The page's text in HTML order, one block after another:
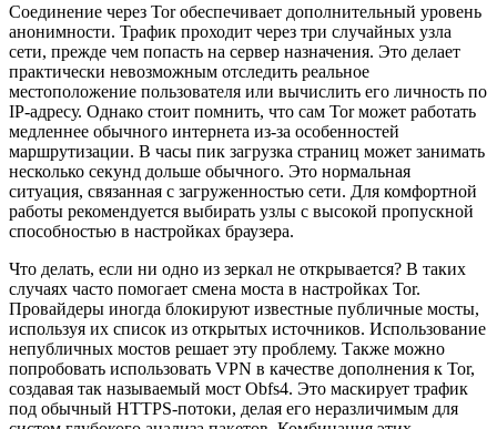
Соединение через Tor обеспечивает дополнительный уровень
анонимности. Трафик проходит через три случайных узла
сети, прежде чем попасть на сервер назначения. Это делает
практически невозможным отследить реальное
местоположение пользователя или вычислить его личность по
IP-адресу. Однако стоит помнить, что сам Tor может работать
медленнее обычного интернета из-за особенностей
маршрутизации. В часы пик загрузка страниц может занимать
несколько секунд дольше обычного. Это нормальная
ситуация, связанная с загруженностью сети. Для комфортной
работы рекомендуется выбирать узлы с высокой пропускной
способностью в настройках браузера.
Что делать, если ни одно из зеркал не открывается? В таких
случаях часто помогает смена моста в настройках Tor.
Провайдеры иногда блокируют известные публичные мосты,
используя их список из открытых источников. Использование
непубличных мостов решает эту проблему. Также можно
попробовать использовать VPN в качестве дополнения к Tor,
создавая так называемый мост Obfs4. Это маскирует трафик
под обычный HTTPS-потоки, делая его неразличимым для